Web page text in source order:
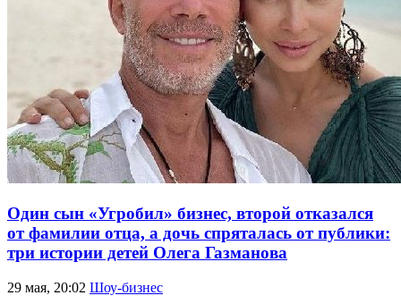
Один сын «Угробил» бизнес, второй отказался
от фамилии отца, а дочь спряталась от публики:
три истории детей Олега Газманова
29 мая, 20:02 Шоу-бизнес